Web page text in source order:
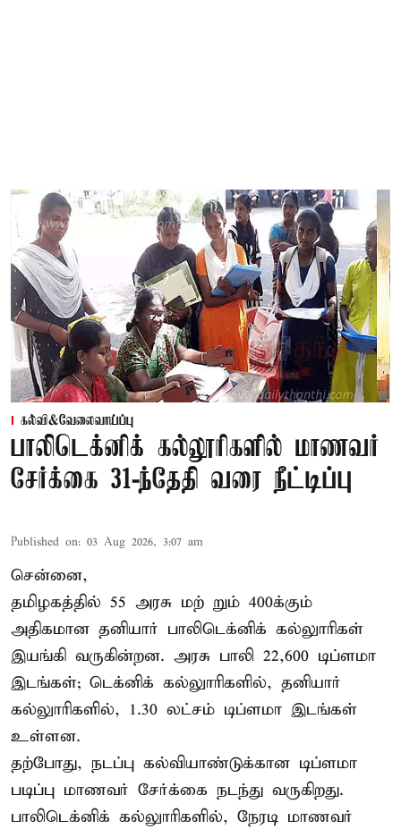
கல்வி&வேலைவாய்ப்பு
பாலிடெக்னிக் கல்லூரிகளில் மாணவர்
சேர்க்கை 31-ந்தேதி வரை நீட்டிப்பு
Published on: 03 Aug 2026, 3:07 am
சென்னை,
தமிழகத்தில் 55 அரசு மற் றும் 400க்கும்
அதிகமான தனியார் பாலிடெக்னிக் கல்லுாரிகள்
இயங்கி வருகின்றன. அரசு பாலி 22,600 டிப்ளமா
இடங்கள்; டெக்னிக் கல்லுாரிகளில், தனியார்
கல்லுாரிகளில், 1.30 லட்சம் டிப்ளமா இடங்கள்
உள்ளன.
தற்போது, நடப்பு கல்வியாண்டுக்கான டிப்ளமா
படிப்பு மாணவர் சேர்க்கை நடந்து வருகிறது.
பாலிடெக்னிக் கல்லுாரிகளில், நேரடி மாணவர்